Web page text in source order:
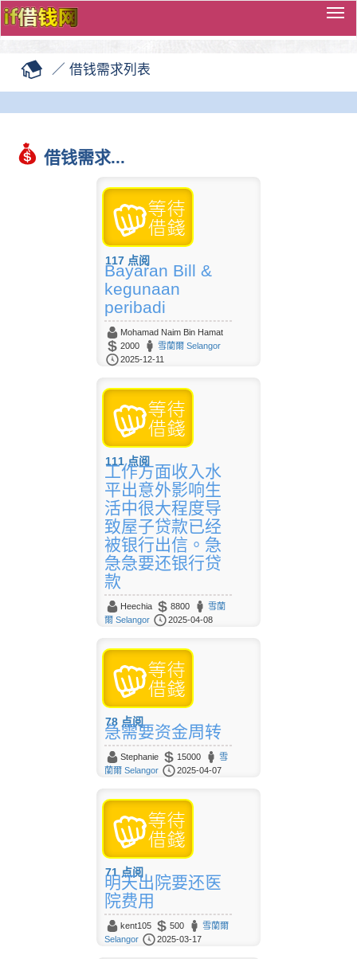
切
换
／ 借钱需求列表
借钱需求...
117 点阅
Bayaran Bill &
kegunaan
peribadi
Mohamad Naim Bin Hamat
2000
雪蘭爾 Selangor
2025-12-11
111点阅
工作方面收入水
平出意外影响生
活中很大程度导
致屋子贷款已经
被银行出信。急
急急要还银行贷
款
Heechia 8800
雪蘭
爾 Selangor
2025-04-08
78 点阅
急需要资金周转
Stephanie 15000
雪
蘭爾 Selangor
2025-04-07
71点阅
明天出院要还医
院费用
kent105 500
雪蘭爾
Selangor
2025-03-17